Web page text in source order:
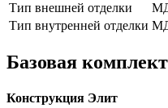
Тип внешней отделки
Тип внутренней отделки
Базовая
Конструкция Элит